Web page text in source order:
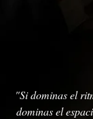
"Si dominas el
dominas el